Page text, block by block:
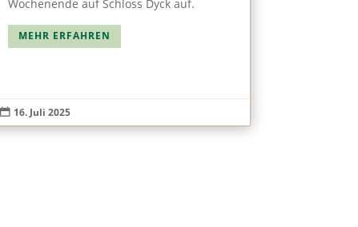
Wochenende auf Schloss Dyck auf.
MEHR ERFAHREN
 16. Juli 2025